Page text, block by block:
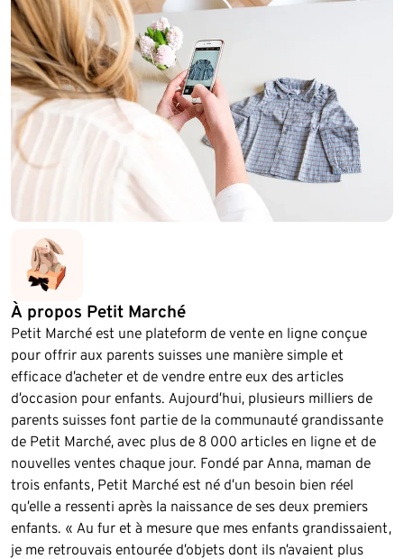
À propos Petit Marché
Petit Marché est une plateform de vente en ligne conçue
pour offrir aux parents suisses une manière simple et
efficace d’acheter et de vendre entre eux des articles
d’occasion pour enfants. Aujourd’hui, plusieurs milliers de
parents suisses font partie de la communauté grandissante
de Petit Marché, avec plus de 8 000 articles en ligne et de
nouvelles ventes chaque jour. Fondé par Anna, maman de
trois enfants, Petit Marché est né d’un besoin bien réel
qu’elle a ressenti après la naissance de ses deux premiers
enfants. « Au fur et à mesure que mes enfants grandissaient,
je me retrouvais entourée d’objets dont ils n’avaient plus